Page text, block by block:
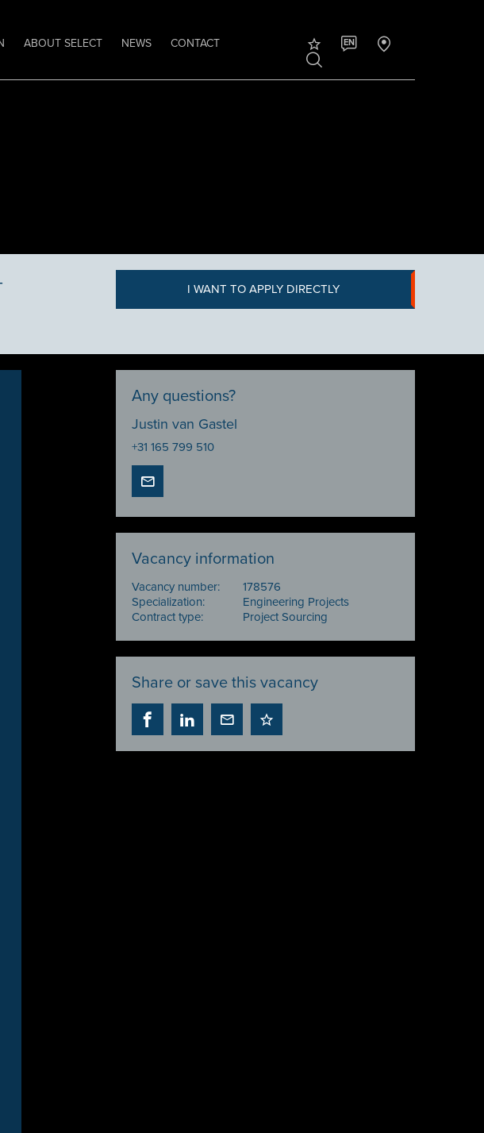
ABOUT SELECT NEWS
CONTACT
EN
I WANT TO APPLY DIRECTLY
Any questions?
Justin van Gastel
+31 165 799 510
Vacancy information
Vacancy number:
178576
Specialization:
Engineering Projects
Contract type:
Project Sourcing
Share or save this vacancy